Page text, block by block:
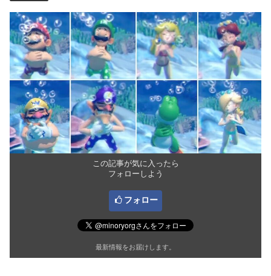
この記事が気に入ったら
フォローしよう
フォロー
最新情報をお届けします。